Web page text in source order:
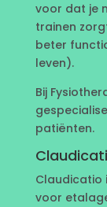
voor dat je
trainen
beter
leven).
Bij
patiënten.
Claudicatio
voor